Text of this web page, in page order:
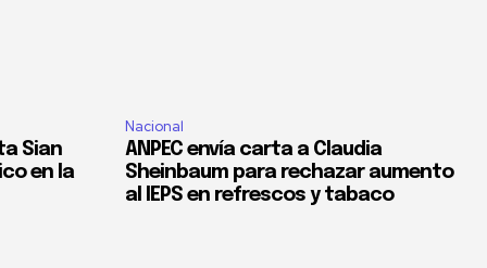
Sian
en la
Nacional
ANPEC envía carta a Claudia
Sheinbaum para rechazar aumento
al IEPS en refrescos y tabaco